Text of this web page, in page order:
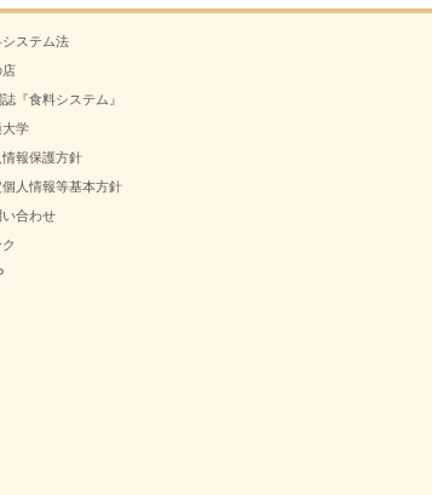
システム法
店
『食料システム』
大学
情報保護方針
個人情報等基本方針
い合わせ